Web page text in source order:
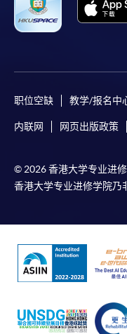
职位空缺 教学/报名中
内联网 网页出版政策
© 2026 香港大学专业进
香港大学专业进修学院乃